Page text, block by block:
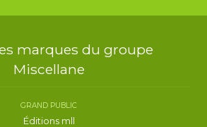
marques du groupe
Miscellane
GRAND PUBLIC
Éditions mll